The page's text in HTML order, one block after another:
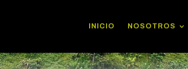
INICIO NOSOTROS